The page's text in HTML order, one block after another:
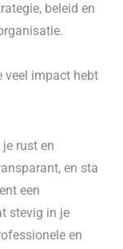
beleid en
veel impact hebt
rust en
en sta
een
stevig in je
en